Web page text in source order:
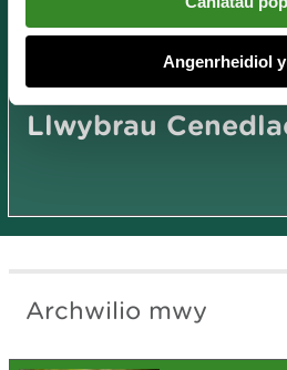
Angenrheidiol
Llwybrau
Archwilio mwy